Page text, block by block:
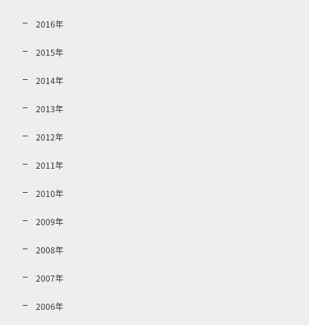
2016年
2015年
2014年
2013年
2012年
2011年
2010年
2009年
2008年
2007年
2006年